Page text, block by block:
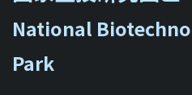
National
Park